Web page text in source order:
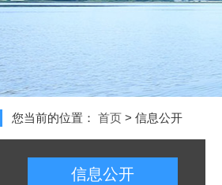
您当前的位置： 首页 > 信息公开
信息公开